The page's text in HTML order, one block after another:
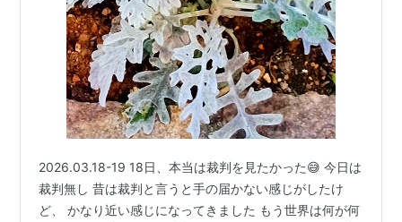
2026.03.18-19 18日、本当は裁判を見たかった😅 今日は
裁判無し 昔は裁判と言うと手の届かない感じがしたけ
ど、 かなり近い感じになってきました もう世界は何が何